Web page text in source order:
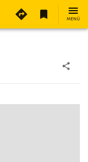
MENÜ